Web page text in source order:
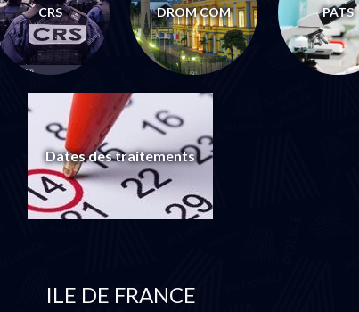
CRS DROM COM PATS
Dates des traitements
ILE DE FRANCE